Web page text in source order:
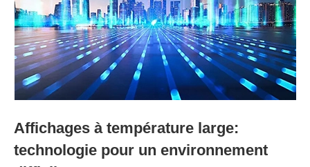
Affichages à température large:
technologie pour un environnement